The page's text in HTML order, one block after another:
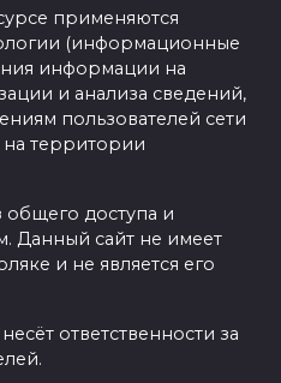
применяются
(информационные
информации на
и анализа сведений,
пользователей сети
на территории
общего доступа и
Данный сайт не имеет
и не является его
ответственности за